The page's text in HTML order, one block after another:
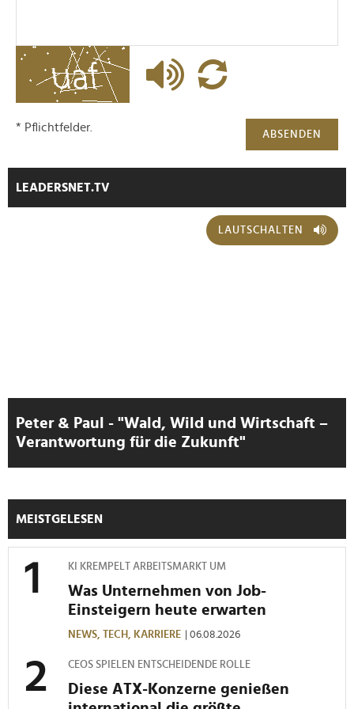
ABSENDEN
* Pflichtfelder.
LEADERSNET.TV
LAUTSCHALTEN
Peter & Paul - "Wald, Wild und Wirtschaft –
Verantwortung für die Zukunft"
MEISTGELESEN
KI KREMPELT ARBEITSMARKT UM
Was Unternehmen von Job-
Einsteigern heute erwarten
NEWS, TECH, KARRIERE | 06.08.2026
CEOS SPIELEN ENTSCHEIDENDE ROLLE
Diese ATX-Konzerne genießen